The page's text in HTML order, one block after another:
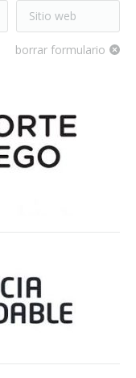
Sitio web
borrar formulario